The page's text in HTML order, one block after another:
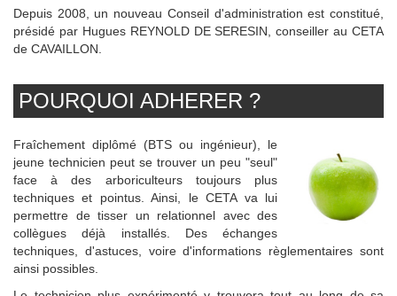
Depuis 2008, un nouveau Conseil d'administration est constitué,
présidé par Hugues REYNOLD DE SERESIN, conseiller au CETA
de CAVAILLON.
POURQUOI ADHERER ?
Fraîchement diplômé (BTS ou ingénieur), le
jeune technicien peut se trouver un peu "seul"
face à des arboriculteurs toujours plus
techniques et pointus. Ainsi, le CETA va lui
permettre de tisser un relationnel avec des
collègues déjà installés. Des échanges
techniques, d'astuces, voire d'informations règlementaires sont
ainsi possibles.